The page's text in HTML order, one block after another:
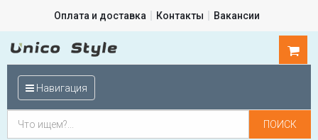
Оплата и доставка Контакты Вакансии
Навигация